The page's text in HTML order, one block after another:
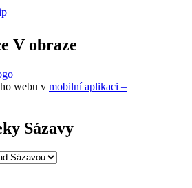
V obraze
webu v mobilní aplikaci –
Sázavy